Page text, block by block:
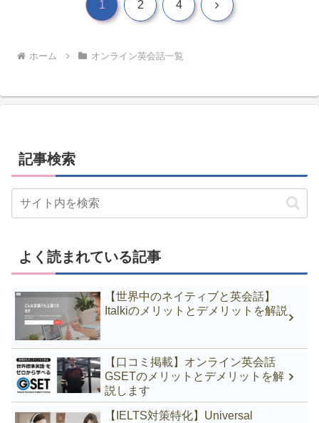
1 2 4 次
ホーム オンライン英会話一覧
記事検索
よく読まれている記事
【世界中のネイティブと英会話】
Italkiのメリットとデメリットを解説
【口コミ掲載】オンライン英会話
GSETのメリットとデメリットを解
説します
【IELTS対策特化】Universal